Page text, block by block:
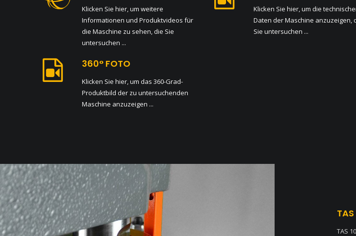
Klicken Sie hier, um weitere
Informationen und Produktvideos für
die Maschine zu sehen, die Sie
untersuchen ...
Klicken Sie hier, um die
Daten der Maschine anzuzeigen,
Sie untersuchen ...
360° FOTO
Klicken Sie hier, um das 360-Grad-
Produktbild der zu untersuchenden
Maschine anzuzeigen ...
TAS
TAS